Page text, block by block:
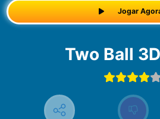
Jogar
Two Ball